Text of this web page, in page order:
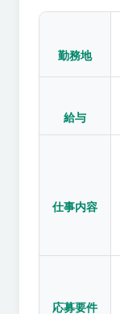
勤務地
給与
仕事内容
応募要件